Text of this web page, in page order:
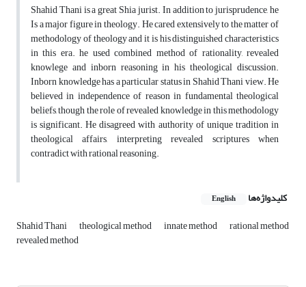
Shahid Thani is a great Shia jurist. In addition to jurisprudence, he
Is a major figure in theology. He cared extensively to the matter of
methodology of theology and it is his distinguished characteristics
in this era. he used combined method of rationality, revealed
knowlege and inborn reasoning in his theological discussion.
Inborn knowledge has a particular status in Shahid Thani view. He
believed in independence of reason in fundamental theological
beliefs, though the role of revealed knowledge in this methodology
is significant. He disagreed with authority of unique tradition in
theological affairs, interpreting revealed scriptures when
contradict with rational reasoning.
کلیدواژه‌ها English
Shahid Thani theological method innate method rational method
revealed method